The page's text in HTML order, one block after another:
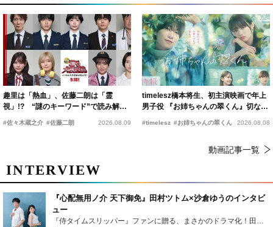
趣里は「熱血」、佐藤二朗は「霊
視」!? “謎のキーワード”で読み解く
『踊る大捜査線 N.E.W.』新メンバー
#佐々木蔵之介 #佐藤二朗 2026.08.09
timelesz橋本将生、初主演映画で年上
男子役 『お姉ちゃんの翠くん』切ない
恋の幕開けを予感
#timelesz #お姉ちゃんの翠くん 2026.08.08
動画記事一覧
INTERVIEW
『心配無用ノ介 天下御免』田村ツトム×沙倉ゆうのインタビ
ュー
『侍タイムスリッパー』ファンに贈る、まさかのドラマ化！田村ツトム×沙倉ゆうのが語る『心配無用ノ介』撮影秘話